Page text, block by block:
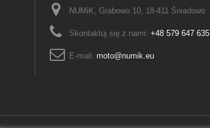
NUMiK, Grabowo 10, 18-411 Śniadowo
Skontaktuj się z nami: +48 579 647 635
E-mail: moto@numik.eu